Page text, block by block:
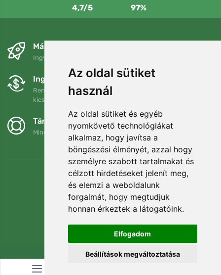
Az oldal sütiket
használ
Az oldal sütiket és egyéb
nyomkövető technológiákat
alkalmaz, hogy javítsa a
böngészési élményét, azzal hogy
személyre szabott tartalmakat és
célzott hirdetéseket jelenít meg,
és elemzi a weboldalunk
forgalmát, hogy megtudjuk
honnan érkeztek a látogatóink.
Elfogadom
Beállítások megváltoztatása
4,7/5 97%
Másnapra és ingyenesen
Ingyenes szállítás a következő összeg felett: 80 EUR
Ingyenes csere és visszaküldés
Rendelését 90 napon belül bármikor visszaküldheti vagy
kicserélheti.
Támogatjuk a Trees.org-ot
Minden megrendelésért ültetünk egy fát! Bővebben